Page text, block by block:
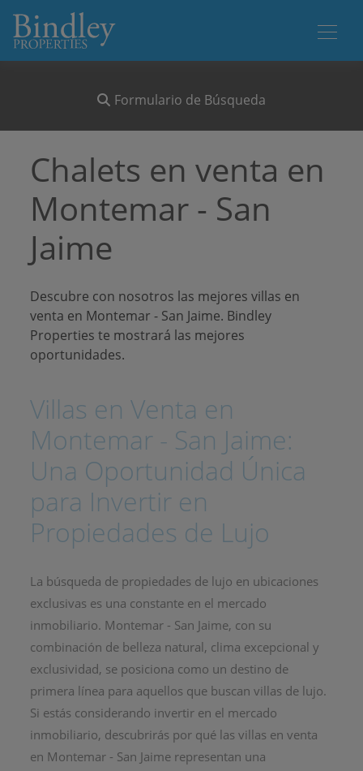
Formulario de Búsqueda
Chalets en venta en
Montemar - San
Jaime
Descubre con nosotros las mejores villas en
venta en Montemar - San Jaime. Bindley
Properties te mostrará las mejores
oportunidades.
Villas en Venta en
Montemar - San Jaime:
Una Oportunidad Única
para Invertir en
Propiedades de Lujo
La búsqueda de propiedades de lujo en ubicaciones
exclusivas es una constante en el mercado
inmobiliario. Montemar - San Jaime, con su
combinación de belleza natural, clima excepcional y
exclusividad, se posiciona como un destino de
primera línea para aquellos que buscan villas de lujo.
Si estás considerando invertir en el mercado
inmobiliario, descubrirás por qué las villas en venta
en Montemar - San Jaime representan una